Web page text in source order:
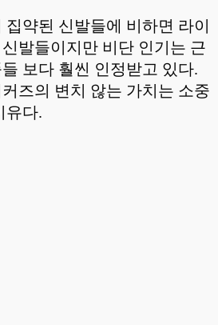
약된 신발들에 비하면 라이
발들이지만 비단 인기는 근
보다 훨씬 인정받고 있다.
즈의 변치 않는 가치는 소중
유다.